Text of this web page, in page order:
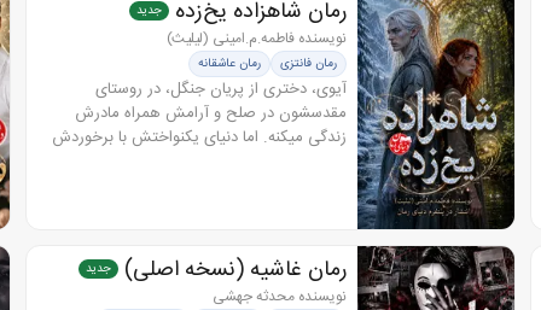
رمان شاهزاده یخ‌زده جدید
نویسنده فاطمه.م.امینی (لیلیث)
رمان فانتزی رمان عاشقانه
آیوی، دختری از پریان جنگل، در روستای
مقدسشون در صلح و آرامش همراه مادرش
زندگی میکنه. اما دنیای یکنواختش با برخوردش
رمان غاشیه (نسخه اصلی) جدید
نویسنده محدثه جهشی